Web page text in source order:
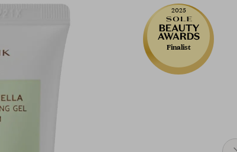
2025
Finalist